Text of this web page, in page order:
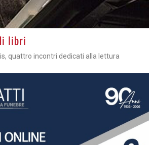
libri
quattro incontri dedicati alla lettura